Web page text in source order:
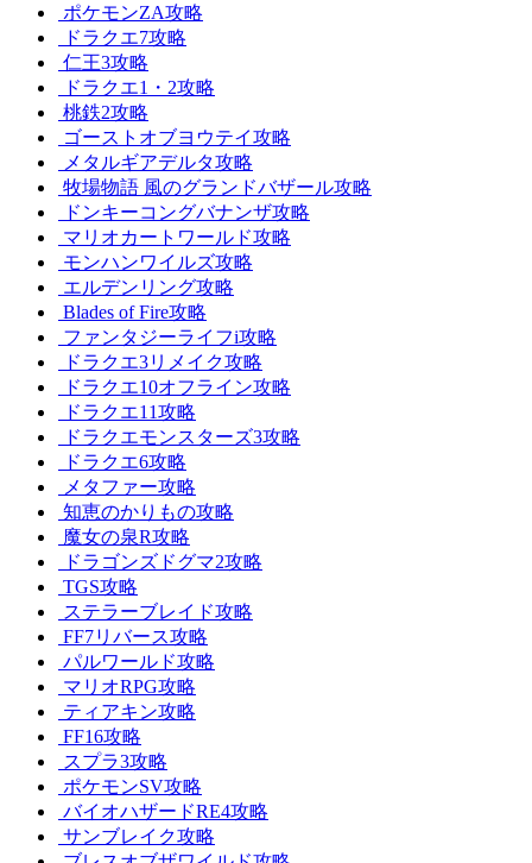
ポケモンZA攻略
ドラクエ7攻略
仁王3攻略
ドラクエ1・2攻略
桃鉄2攻略
ゴーストオブヨウテイ攻略
メタルギアデルタ攻略
牧場物語 風のグランドバザール攻略
ドンキーコングバナンザ攻略
マリオカートワールド攻略
モンハンワイルズ攻略
エルデンリング攻略
Blades of Fire攻略
ファンタジーライフi攻略
ドラクエ3リメイク攻略
ドラクエ10オフライン攻略
ドラクエ11攻略
ドラクエモンスターズ3攻略
ドラクエ6攻略
メタファー攻略
知恵のかりもの攻略
魔女の泉R攻略
ドラゴンズドグマ2攻略
TGS攻略
ステラーブレイド攻略
FF7リバース攻略
パルワールド攻略
マリオRPG攻略
ティアキン攻略
FF16攻略
スプラ3攻略
ポケモンSV攻略
バイオハザードRE4攻略
サンブレイク攻略